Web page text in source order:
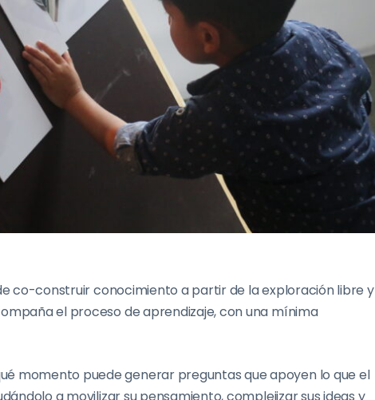
co-construir conocimiento a partir de la exploración libre y
el proceso de aprendizaje, con una mínima
momento puede generar preguntas que apoyen lo que el